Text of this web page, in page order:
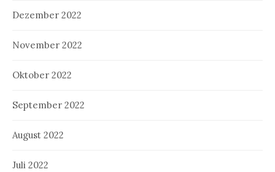
Dezember 2022
November 2022
Oktober 2022
September 2022
August 2022
Juli 2022